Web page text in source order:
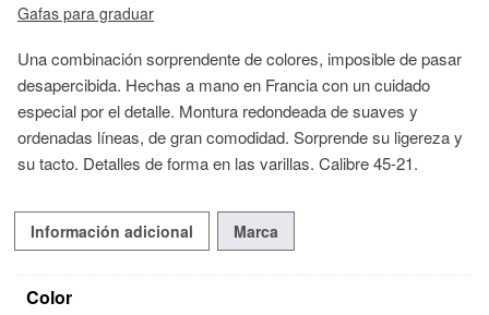
Gafas para graduar
Una combinación sorprendente de colores, imposible de pasar
desapercibida. Hechas a mano en Francia con un cuidado
especial por el detalle. Montura redondeada de suaves y
ordenadas líneas, de gran comodidad. Sorprende su ligereza y
su tacto. Detalles de forma en las varillas. Calibre 45-21.
Información adicional Marca
Color